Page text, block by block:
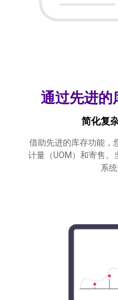
通过先进的
简化复
借助先进的库存功能，
计量（UOM）和寄售。
系